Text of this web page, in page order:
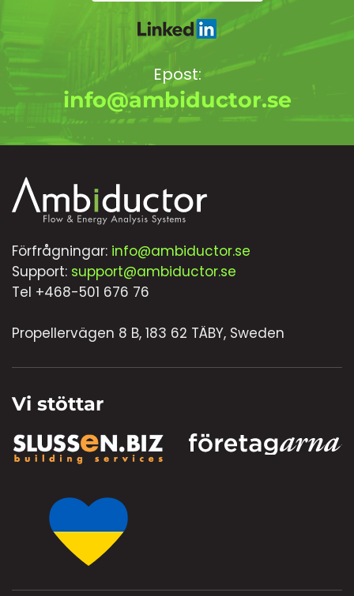
Epost:
info@ambiductor.se
Förfrågningar: info@ambiductor.se
Support: support@ambiductor.se
Tel +468-501 676 76
Propellervägen 8 B, 183 62 TÄBY, Sweden
Vi stöttar